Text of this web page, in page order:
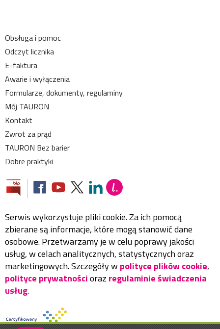
Obsługa i pomoc
Odczyt licznika
E-faktura
Awarie i wyłączenia
Formularze, dokumenty, regulaminy
Mój TAURON
Kontakt
Zwrot za prąd
TAURON Bez barier
Dobre praktyki
Serwis wykorzystuje pliki cookie. Za ich pomocą
zbierane są informacje, które mogą stanowić dane
osobowe. Przetwarzamy je w celu poprawy jakości
usług, w celach analitycznych, statystycznych oraz
marketingowych. Szczegóły w polityce plików cookie,
polityce prywatnościoraz regulaminie świadczenia
usług.